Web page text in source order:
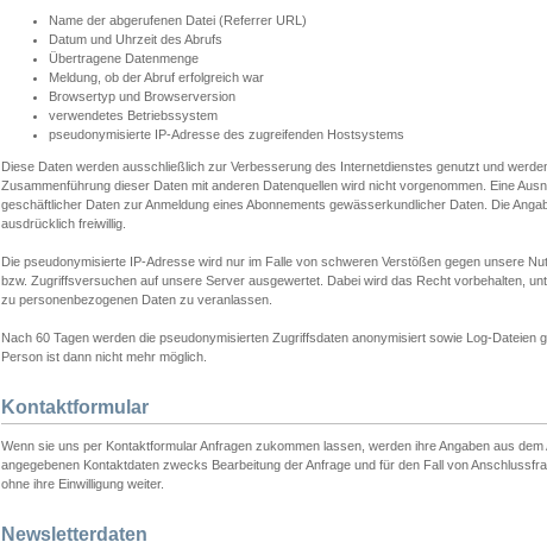
Name der abgerufenen Datei (Referrer URL)
Datum und Uhrzeit des Abrufs
Übertragene Datenmenge
Meldung, ob der Abruf erfolgreich war
Browsertyp und Browserversion
verwendetes Betriebssystem
pseudonymisierte IP-Adresse des zugreifenden Hostsystems
Diese Daten werden ausschließlich zur Verbesserung des Internetdienstes genutzt und
Zusammenführung dieser Daten mit anderen Datenquellen wird nicht vorgenommen. Eine
geschäftlicher Daten zur Anmeldung eines Abonnements gewässerkundlicher Daten. Die
ausdrücklich freiwillig.
Die pseudonymisierte IP-Adresse wird nur im Falle von schweren Verstößen gegen unsere
bzw. Zugriffsversuchen auf unsere Server ausgewertet. Dabei wird das Recht vorbehalten,
zu personenbezogenen Daten zu veranlassen.
Nach 60 Tagen werden die pseudonymisierten Zugriffsdaten anonymisiert sowie Log-Dateien
Person ist dann nicht mehr möglich.
Kontaktformular
Wenn sie uns per Kontaktformular Anfragen zukommen lassen, werden ihre Angaben aus
angegebenen Kontaktdaten zwecks Bearbeitung der Anfrage und für den Fall von
ohne ihre Einwilligung weiter.
Newsletterdaten